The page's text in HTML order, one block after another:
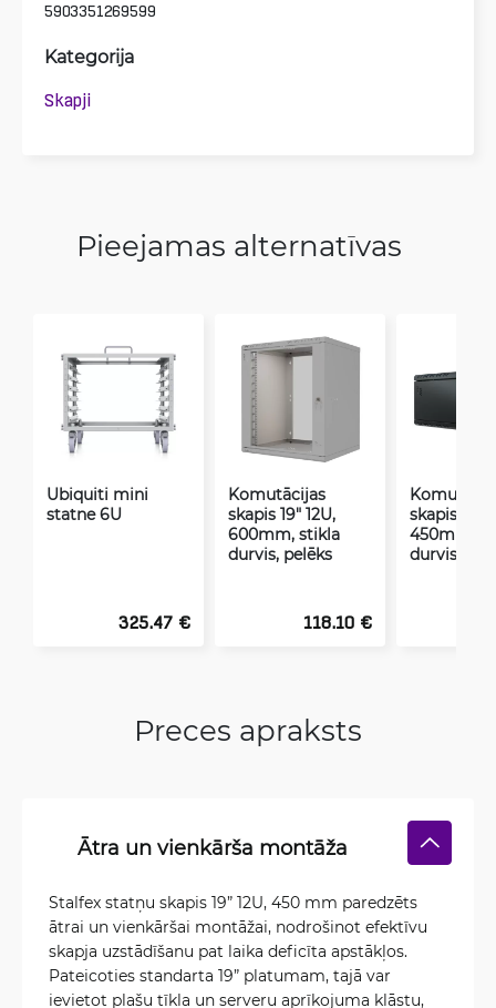
5903351269599
Kategorija
Skapji
Pieejamas alternatīvas
Ubiquiti mini
statne 6U
325.47 €
Komutācijas
skapis 19" 12U,
600mm, stikla
durvis, pelēks
118.10 €
skapis 19"
450mm,
durvis,
Preces apraksts
Ātra un vienkārša montāža
Stalfex statņu skapis 19” 12U, 450 mm paredzēts
ātrai un vienkāršai montāžai, nodrošinot efektīvu
skapja uzstādīšanu pat laika deficīta apstākļos.
Pateicoties standarta 19” platumam, tajā var
ievietot plašu tīkla un serveru aprīkojuma klāstu,